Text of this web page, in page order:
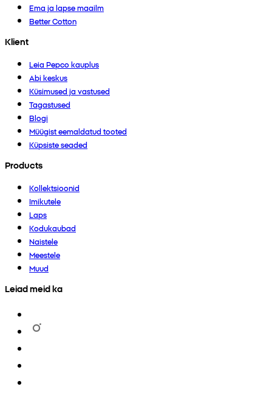
Ema ja lapse maailm
Better Cotton
Klient
Leia Pepco kauplus
Abi keskus
Küsimused ja vastused
Tagastused
Blogi
Müügist eemaldatud tooted
Küpsiste seaded
Products
Kollektsioonid
Imikutele
Laps
Kodukaubad
Naistele
Meestele
Muud
Leiad meid ka